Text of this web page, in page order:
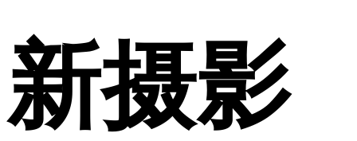
新摄影